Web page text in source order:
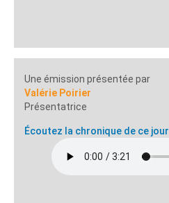
Une émission présentée par
Valérie Poirier
Présentatrice
Écoutez la chronique de ce jour